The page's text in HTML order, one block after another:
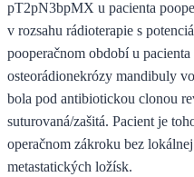
pT2pN3bpMX u pacienta
v rozsahu rádioterapie s
pooperačnom období u
osteorádionekrózy mandibuly
bola pod antibiotickou clonou
suturovaná/zašitá. Pacient je
operačnom zákroku bez
metastatických ložísk.